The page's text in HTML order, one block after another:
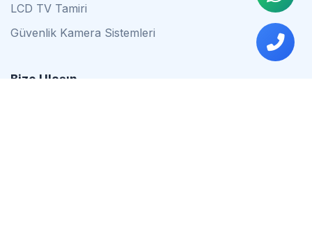
LCD TV Tamiri
Güvenlik Kamera Sistemleri
Bize Ulaşın